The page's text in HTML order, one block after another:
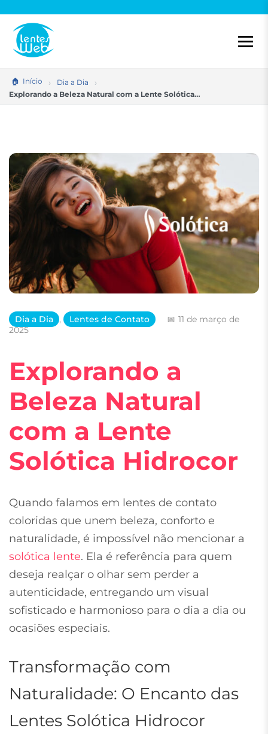
para
conteúdo
Início
Dia a Dia
Explorando a Beleza Natural com a Lente Solótica…
Dia a Dia , Lentes de Contato
11 de março de
2025
Explorando a
Beleza Natural
com a Lente
Solótica Hidrocor
Quando falamos em lentes de contato
coloridas que unem beleza, conforto e
naturalidade, é impossível não mencionar a
solótica lente. Ela é referência para quem
deseja realçar o olhar sem perder a
autenticidade, entregando um visual
sofisticado e harmonioso para o dia a dia ou
ocasiões especiais.
Transformação com
Naturalidade: O Encanto das
Lentes Solótica Hidrocor